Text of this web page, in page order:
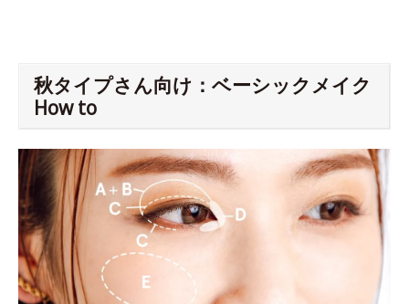
秋タイプさん向け：ベーシックメイク
How to